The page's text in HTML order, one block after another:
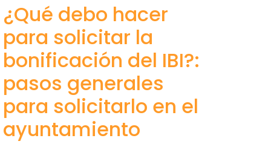
¿Qué debo hacer
para solicitar la
bonificación del IBI?:
pasos generales
para solicitarlo en el
ayuntamiento